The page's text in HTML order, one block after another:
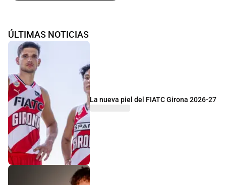
ÚLTIMAS NOTICIAS
La nueva piel del FIATC Girona 2026-27